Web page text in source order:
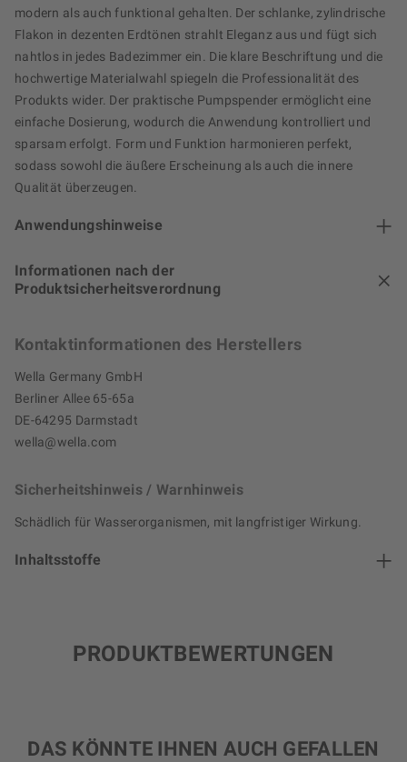
modern als auch funktional gehalten. Der schlanke, zylindrische
Flakon in dezenten Erdtönen strahlt Eleganz aus und fügt sich
nahtlos in jedes Badezimmer ein. Die klare Beschriftung und die
hochwertige Materialwahl spiegeln die Professionalität des
Produkts wider. Der praktische Pumpspender ermöglicht eine
einfache Dosierung, wodurch die Anwendung kontrolliert und
sparsam erfolgt. Form und Funktion harmonieren perfekt,
sodass sowohl die äußere Erscheinung als auch die innere
Qualität überzeugen.
Anwendungshinweise
Informationen nach der
Produktsicherheitsverordnung
Kontaktinformationen des Herstellers
Wella Germany GmbH
Berliner Allee 65-65a
DE-64295 Darmstadt
wella@wella.com
Sicherheitshinweis / Warnhinweis
Schädlich für Wasserorganismen, mit langfristiger Wirkung.
Inhaltsstoffe
PRODUKTBEWERTUNGEN
DAS KÖNNTE IHNEN AUCH GEFALLEN